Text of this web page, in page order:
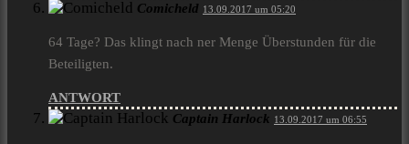
Comicheld 13.09.2017 um 05:20
64 Tage? Das klingt nach ner Menge Überstunden für die
Beteiligten.
ANTWORT
Captain Harlock 13.09.2017 um 06:55